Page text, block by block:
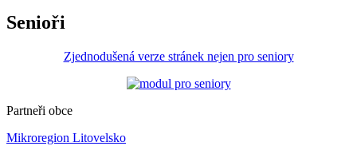
Senioři
Zjednodušená verze stránek nejen pro seniory
Partneři obce
Mikroregion Litovelsko